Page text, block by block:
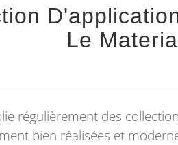
Le
régulièrement des
bien réalisées et